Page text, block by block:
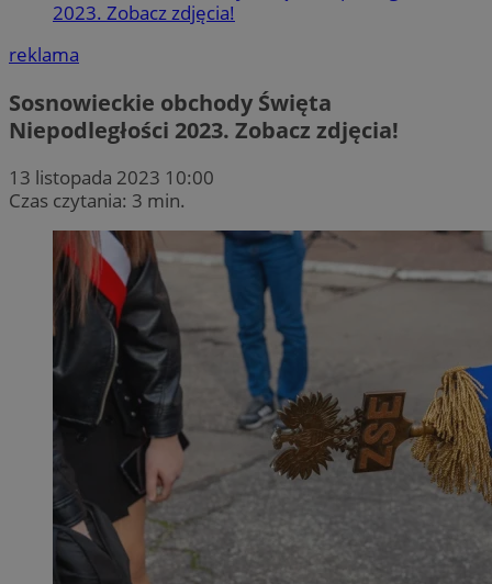
2023. Zobacz zdjęcia!
reklama
Sosnowieckie obchody Święta
Niepodległości 2023. Zobacz zdjęcia!
13 listopada 2023 10:00
Czas czytania: 3 min.